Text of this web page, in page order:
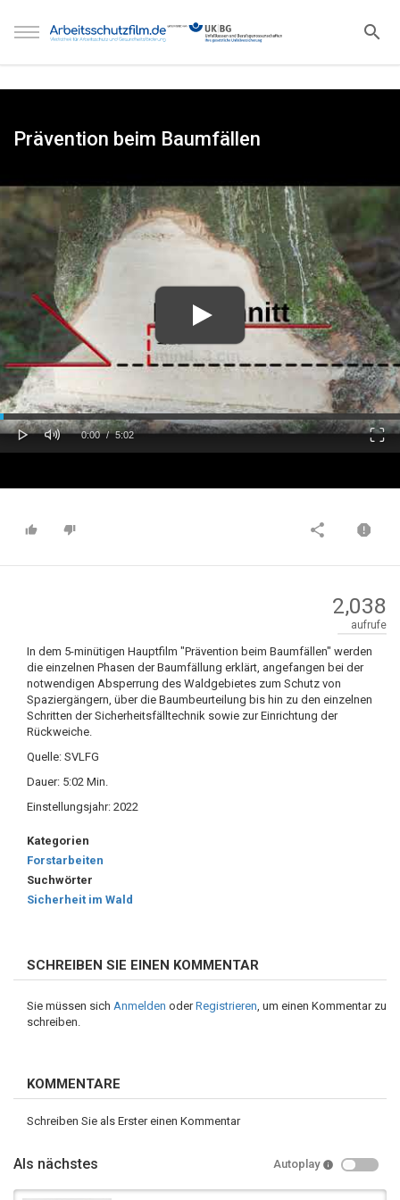
Prävention beim Baumfällen
Play Mute
Current
0:00 / Duration
5:02
2,038
aufrufe
In dem 5-minütigen Hauptfilm "Prävention beim Baumfällen" werden
die einzelnen Phasen der Baumfällung erklärt, angefangen bei der
notwendigen Absperrung des Waldgebietes zum Schutz von
Spaziergängern, über die Baumbeurteilung bis hin zu den einzelnen
Schritten der Sicherheitsfälltechnik sowie zur Einrichtung der
Rückweiche.
Quelle: SVLFG
Dauer: 5:02 Min.
Einstellungsjahr: 2022
Kategorien
Forstarbeiten
Suchwörter
Sicherheit im Wald
SCHREIBEN SIE EINEN KOMMENTAR
Sie müssen sich Anmelden oderRegistrieren, um einen Kommentar zu
schreiben.
KOMMENTARE
Schreiben Sie als Erster einen Kommentar
Als nächstes Autoplay